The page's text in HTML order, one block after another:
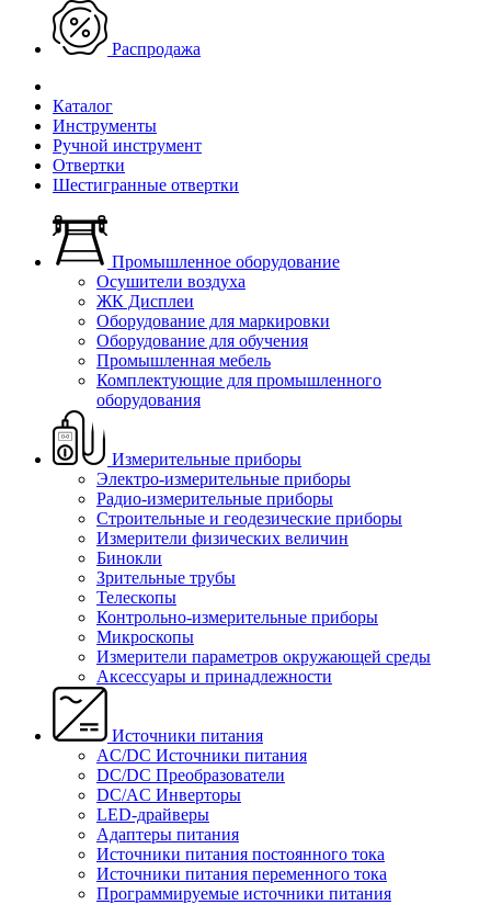
Распродажа
Каталог
Инструменты
Ручной инструмент
Отвертки
Шестигранные отвертки
Промышленное оборудование
Осушители воздуха
ЖК Дисплеи
Оборудование для маркировки
Оборудование для обучения
Промышленная мебель
Комплектующие для промышленного
оборудования
Измерительные приборы
Электро-измерительные приборы
Радио-измерительные приборы
Строительные и геодезические приборы
Измерители физических величин
Бинокли
Зрительные трубы
Телескопы
Контрольно-измерительные приборы
Микроскопы
Измерители параметров окружающей среды
Аксессуары и принадлежности
Источники питания
AC/DC Источники питания
DC/DC Преобразователи
DC/AC Инверторы
LED-драйверы
Адаптеры питания
Источники питания постоянного тока
Источники питания переменного тока
Программируемые источники питания